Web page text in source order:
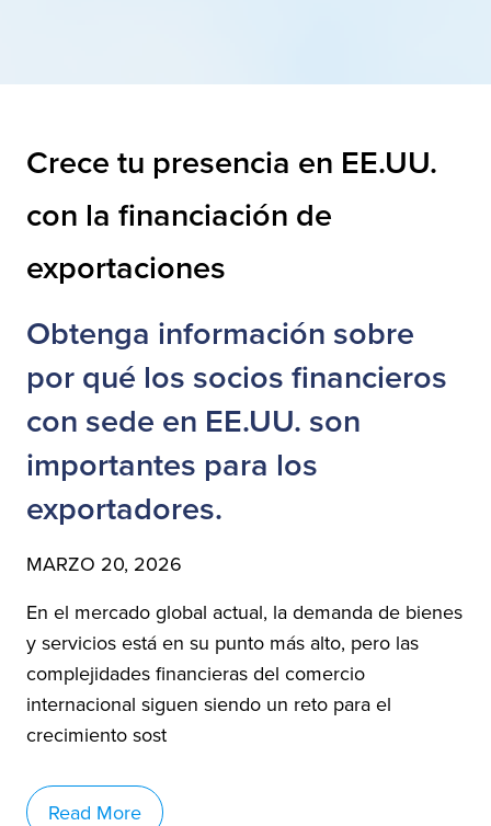
Crece tu presencia en EE.UU.
con la financiación de
exportaciones
Obtenga información sobre
por qué los socios financieros
con sede en EE.UU. son
importantes para los
exportadores.
MARZO 20, 2026
En el mercado global actual, la demanda de bienes
y servicios está en su punto más alto, pero las
complejidades financieras del comercio
internacional siguen siendo un reto para el
crecimiento sost
Read More